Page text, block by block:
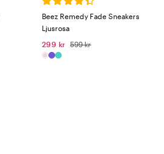
Beez Remedy Fade Sneakers
Ljusrosa
299 kr
599 kr